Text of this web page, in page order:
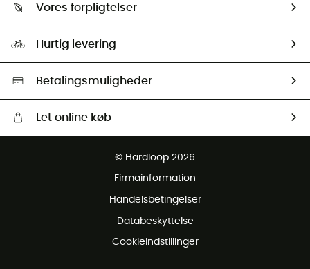
Our ambassadors
Vores forpligtelser
Second hand
HardGreen Udvalg
Hurtig levering
Betalingsmuligheder
Let online køb
Gratis retur inden for 100 dage
© Hardloop 2026
Firmainformation
Handelsbetingelser
Databeskyttelse
Cookieindstillinger